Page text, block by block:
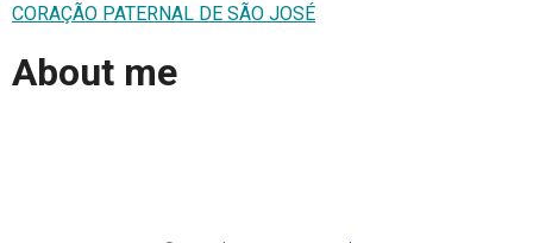
CORAÇÃO PATERNAL DE SÃO JOSÉ
About me